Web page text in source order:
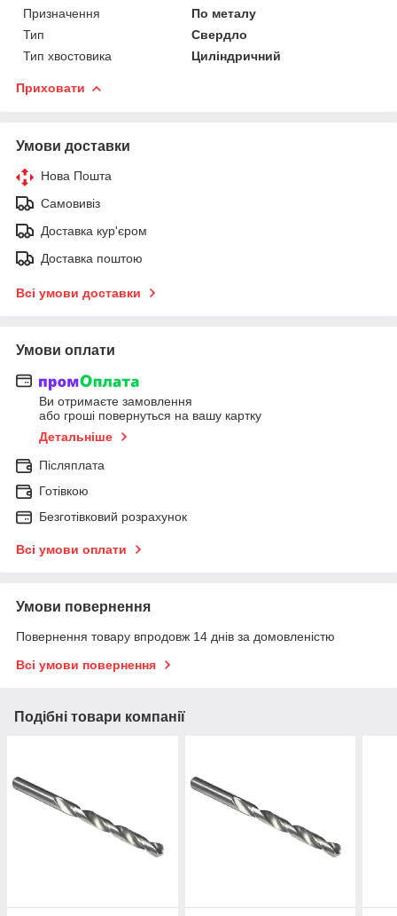
Призначення
По металу
Тип
Свердло
Тип хвостовика
Циліндричний
Приховати
Умови доставки
Нова Пошта
Самовивіз
Доставка кур'єром
Доставка поштою
Всі умови доставки
Умови оплати
Ви отримаєте замовлення
або гроші повернуться на вашу картку
Детальніше
Післяплата
Готівкою
Безготівковий розрахунок
Всі умови оплати
Умови повернення
Повернення товару впродовж 14 днів за домовленістю
Всі умови повернення
Подібні товари компанії